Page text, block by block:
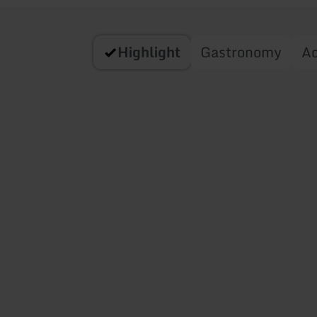
Highlight Gastronomy